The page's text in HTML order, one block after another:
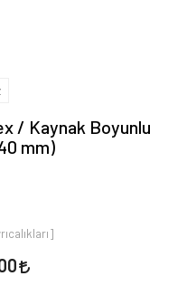
/ Kaynak Boyunlu
mm)